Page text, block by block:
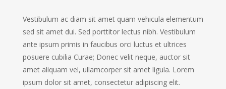
Vestibulum ac diam sit amet quam vehicula elementum
sed sit amet dui. Sed porttitor lectus nibh. Vestibulum
ante ipsum primis in faucibus orci luctus et ultrices
posuere cubilia Curae; Donec velit neque, auctor sit
amet aliquam vel, ullamcorper sit amet ligula. Lorem
ipsum dolor sit amet, consectetur adipiscing elit.